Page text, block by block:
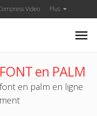
Video Plus
en PALM
en palm en ligne